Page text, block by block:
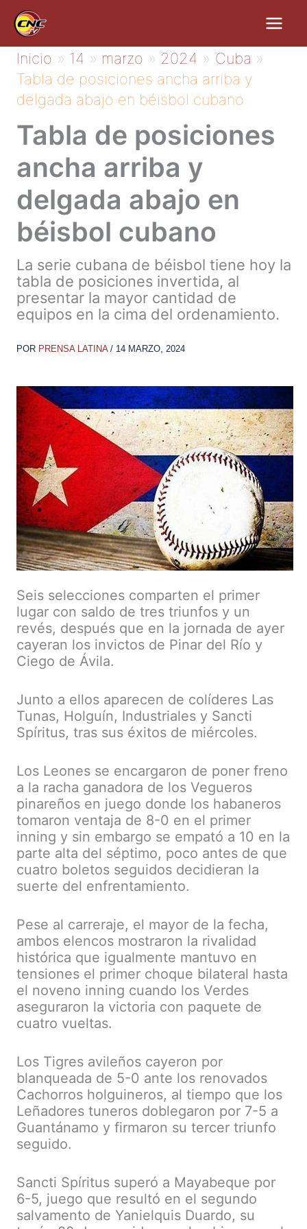
contenido
Inicio 14 marzo 2024
Cuba
Tabla de posiciones ancha arriba y
delgada abajo en béisbol cubano
Tabla de posiciones
ancha arriba y
delgada abajo en
béisbol cubano
La serie cubana de béisbol tiene hoy la
tabla de posiciones invertida, al
presentar la mayor cantidad de
equipos en la cima del ordenamiento.
POR PRENSA LATINA / 14 MARZO, 2024
Seis selecciones comparten el primer
lugar con saldo de tres triunfos y un
revés, después que en la jornada de ayer
cayeran los invictos de Pinar del Río y
Ciego de Ávila.
Junto a ellos aparecen de colíderes Las
Tunas, Holguín, Industriales y Sancti
Spíritus, tras sus éxitos de miércoles.
Los Leones se encargaron de poner freno
a la racha ganadora de los Vegueros
pinareños en juego donde los habaneros
tomaron ventaja de 8-0 en el primer
inning y sin embargo se empató a 10 en la
parte alta del séptimo, poco antes de que
cuatro boletos seguidos decidieran la
suerte del enfrentamiento.
Pese al carreraje, el mayor de la fecha,
ambos elencos mostraron la rivalidad
histórica que igualmente mantuvo en
tensiones el primer choque bilateral hasta
el noveno inning cuando los Verdes
aseguraron la victoria con paquete de
cuatro vueltas.
Los Tigres avileños cayeron por
blanqueada de 5-0 ante los renovados
Cachorros holguineros, al tiempo que los
Leñadores tuneros doblegaron por 7-5 a
Guantánamo y firmaron su tercer triunfo
seguido.
Sancti Spíritus superó a Mayabeque por
6-5, juego que resultó en el segundo
salvamento de Yanielquis Duardo, su